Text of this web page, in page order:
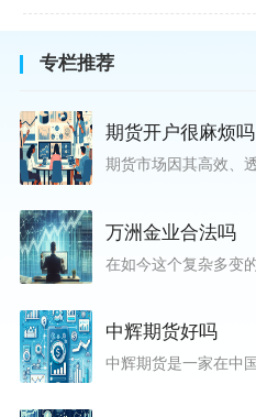
专栏推荐
期货开户很麻烦吗
万洲金业合法吗
中辉期货好吗